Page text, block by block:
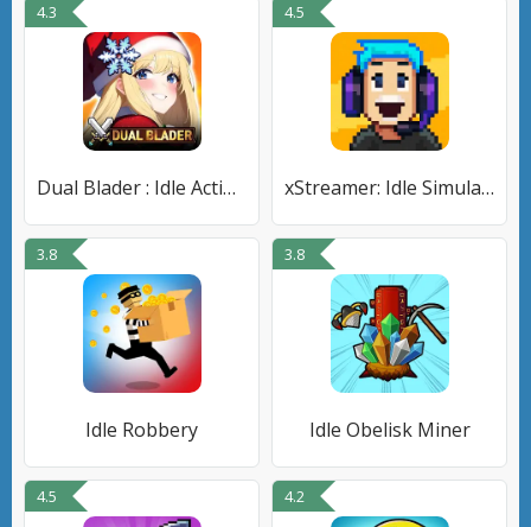
4.3
Dual Blader : Idle Action RPG
4.5
xStreamer: Idle Simulator Game
3.8
Idle Robbery
3.8
Idle Obelisk Miner
4.5 4.2